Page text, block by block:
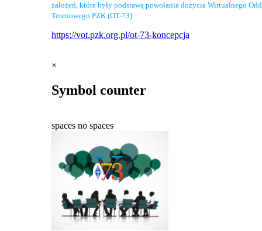
założeń, które były podstawą powołania dożycia Wirtualnego
Terenowego PZK (OT-73)
https://vot.pzk.org.pl/ot-73-koncepcja
×
Symbol counter
spaces no spaces